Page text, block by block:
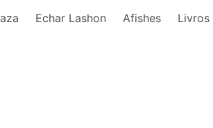
Echar Lashon Afishes Livros